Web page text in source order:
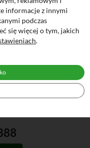
internetowej i
informacje z innymi
podczas
się więcej o tym, jakich
.